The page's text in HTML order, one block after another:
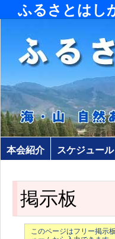
ふるさとはし
本会紹介 スケジュール
掲示板
このページはフリー掲示